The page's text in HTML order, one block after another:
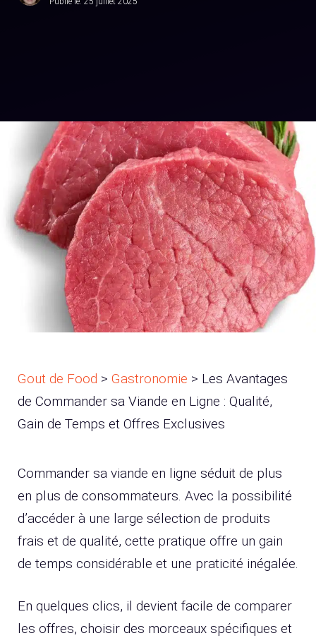
Gout de Food > Gastronomie > Les Avantages
de Commander sa Viande en Ligne : Qualité,
Gain de Temps et Offres Exclusives
Commander sa viande en ligne séduit de plus
en plus de consommateurs. Avec la possibilité
d’accéder à une large sélection de produits
frais et de qualité, cette pratique offre un gain
de temps considérable et une praticité inégalée.
En quelques clics, il devient facile de comparer
les offres, choisir des morceaux spécifiques et